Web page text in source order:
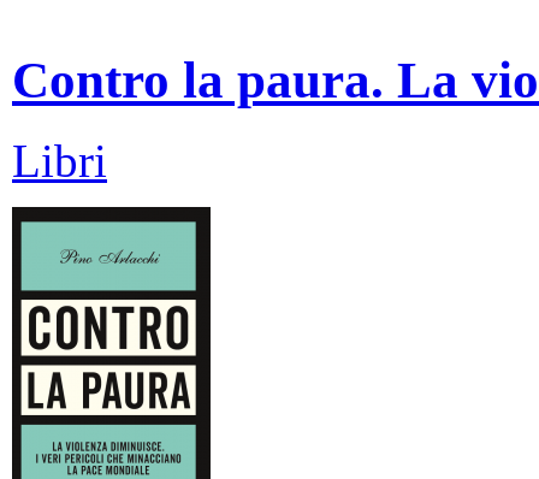
Contro la paura. La
Libri